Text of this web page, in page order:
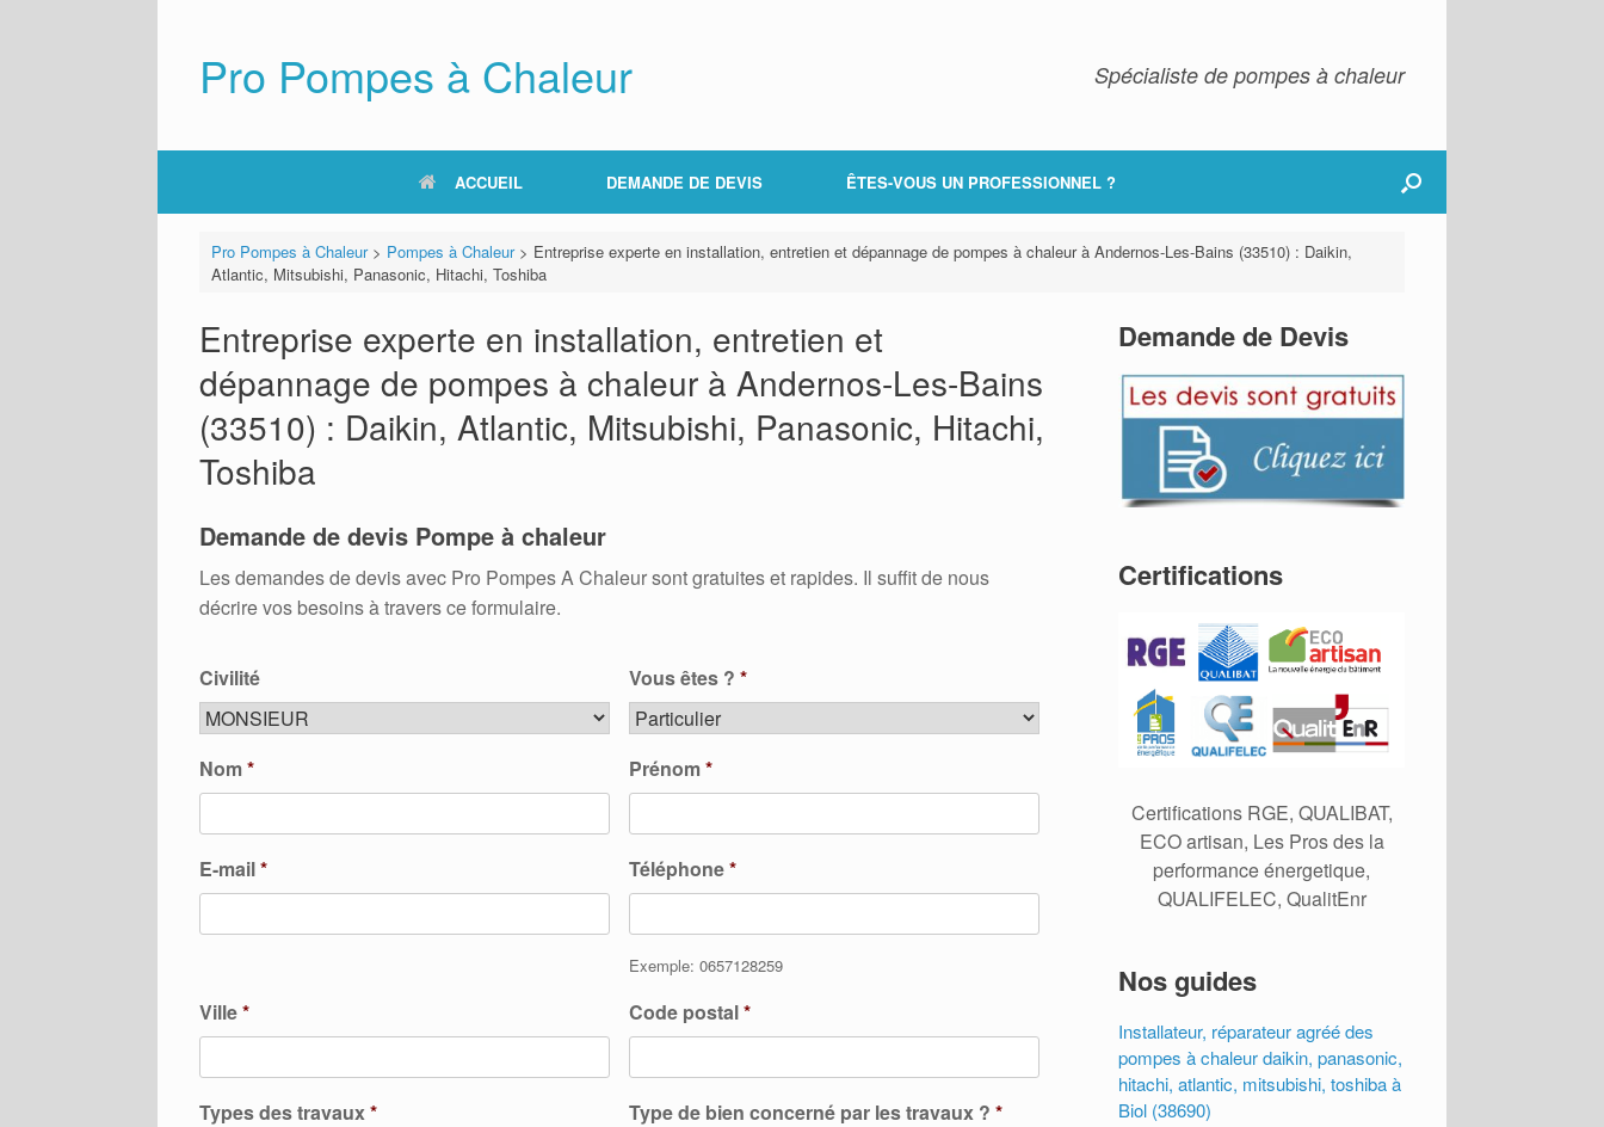
Pro Pompes à Chaleur Spécialiste de pompes à chaleur
ACCUEIL DEMANDE DE DEVIS ÊTES-VOUS UN PROFESSIONNEL ?
Pro Pompes à Chaleur> Pompes à Chaleur> Entreprise experte en installation, entretien et dépannage de pompes à chaleur à Andernos-Les-Bains (33510) : Daikin,
Atlantic, Mitsubishi, Panasonic, Hitachi, Toshiba
Entreprise experte en installation, entretien et
dépannage de pompes à chaleur à Andernos-Les-Bains
(33510) : Daikin, Atlantic, Mitsubishi, Panasonic, Hitachi,
Toshiba
Demande de devis Pompe à chaleur
Les demandes de devis avec Pro Pompes A Chaleur sont gratuites et rapides. Il suffit de nous
décrire vos besoins à travers ce formulaire.
Civilité Vous êtes ? *
Nom* Prénom*
E-mail* Téléphone*
Exemple: 0657128259
Ville* Code postal*
Types des travaux* Type de bien concerné par les travaux ? *
Demande de Devis
Certifications
Certifications RGE, QUALIBAT,
ECO artisan, Les Pros des la
performance énergetique,
QUALIFELEC, QualitEnr
Nos guides
Installateur, réparateur agréé des
pompes à chaleur daikin, panasonic,
hitachi, atlantic, mitsubishi, toshiba à
Biol (38690)